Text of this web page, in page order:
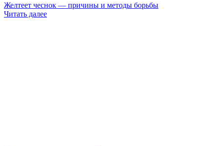
Желтеет чеснок — причины и методы борьбы
Читать далее